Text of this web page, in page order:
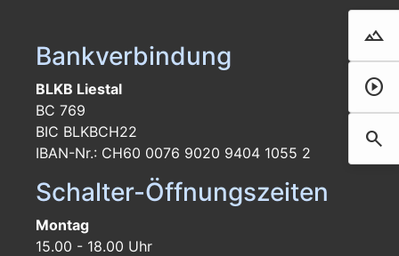
landscape
Film
play_circle
search
Bankverbindung
BLKB Liestal
BC 769
BIC BLKBCH22
IBAN-Nr.: CH60 0076 9020 9404 1055 2
Schalter-Öffnungszeiten
Montag
15.00 - 18.00 Uhr